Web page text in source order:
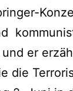
er
die